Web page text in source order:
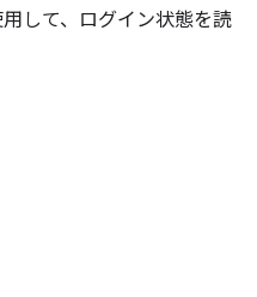
して、ログイン状態を読